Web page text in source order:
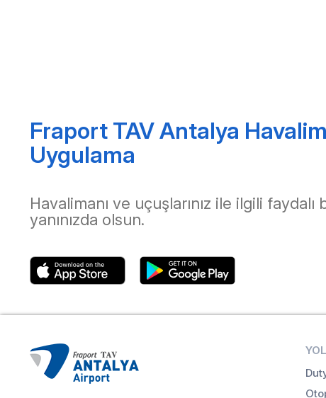
Fraport TAV Antalya
Uygulama
Havalimanı ve uçuşlarınız ile ilgili
yanınızda olsun.